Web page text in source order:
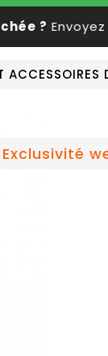
?Envoyez
ACCESSOIRES
Exclusivité